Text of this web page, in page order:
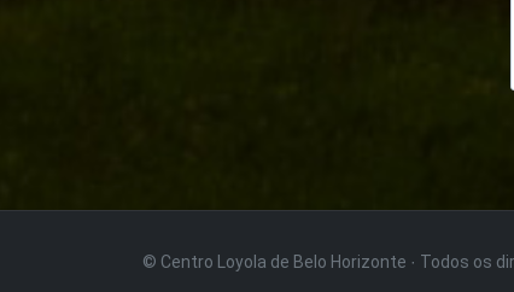
© Centro Loyola de Belo Horizonte · Todos os